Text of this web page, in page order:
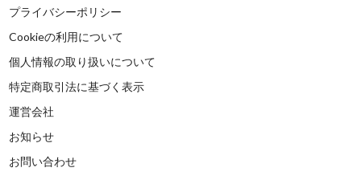
プライバシーポリシー
Cookieの利用について
個人情報の取り扱いについて
特定商取引法に基づく表示
運営会社
お知らせ
お問い合わせ